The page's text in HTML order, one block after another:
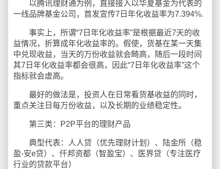
以腾讯理财通为例，直接接入以华夏基金为代表的
一线品牌基金公司，首发宣传7日年化收益率为7.394%.
事实上，所谓“7日年化收益率”是根据最近7天的收
益情况，折算成年化收益率的。假使，货基在某一天集
中兑现收益，当天的万份收益就会畸高，随后一段时间
其7日年化收益率都会很高，因此“7日年化收益率”这个
指标就会虚高。
最好的做法是，投资人在日常看货基收益的同时，
重点关注日每万份收益，以及长期的业绩稳定性。
第三类：P2P平台的理财产品
典型代表：人人贷（优先理财计划）、陆金所（稳
盈-安e贷）、仟邦资都（智盈宝）、医界贷（专注医疗
行业的贷款平台）